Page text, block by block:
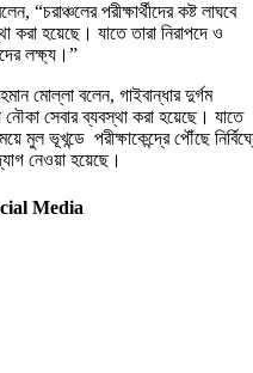
“চরাঞ্চলের পরীক্ষার্থীদের কষ্ট লাঘবে
করা হয়েছে। যাতে তারা নিরাপদে ও
লক্ষ্য।”
মোল্লা বলেন, গাইবান্ধার দুর্গম
নৌকা সেবার ব্যবস্থা করা হয়েছে। যাতে
মুল ভূখন্ডে পরীক্ষাকেন্দ্রে পৌঁছে
নেওয়া হয়েছে।
Media